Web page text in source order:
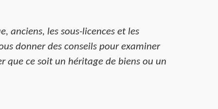
anciens, les sous-licences et les
donner des conseils pour examiner
que ce soit un héritage de biens ou un